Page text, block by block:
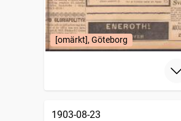
[omärkt], Göteborg
1903-08-23